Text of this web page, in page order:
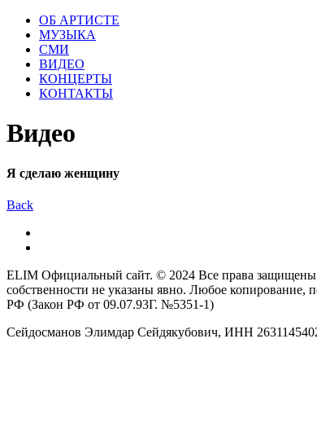
ОБ АРТИСТЕ
МУЗЫКА
СМИ
ВИДЕО
КОНЦЕРТЫ
КОНТАКТЫ
Видео
Я сделаю женщину
Back
ELIM Официальный сайт. © 2024 Все права
собственности не указаны явно. Любое копирование,
РФ (Закон РФ от 09.07.93Г. №5351-1)
Сейдосманов Элимдар Сейдякубович, ИНН